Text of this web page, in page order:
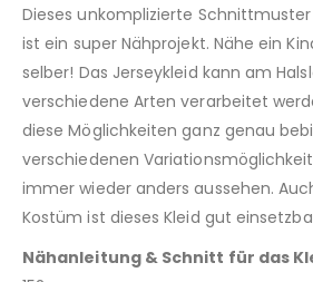
Dieses unkomplizierte
ist ein super Nähprojekt. Nähe ein
selber! Das Jerseykleid kann am
verschiedene Arten verarbeitet
diese Möglichkeiten ganz genau
verschiedenen
immer wieder anders aussehen.
Kostüm ist dieses Kleid gut
Nähanleitung & Schnitt für das